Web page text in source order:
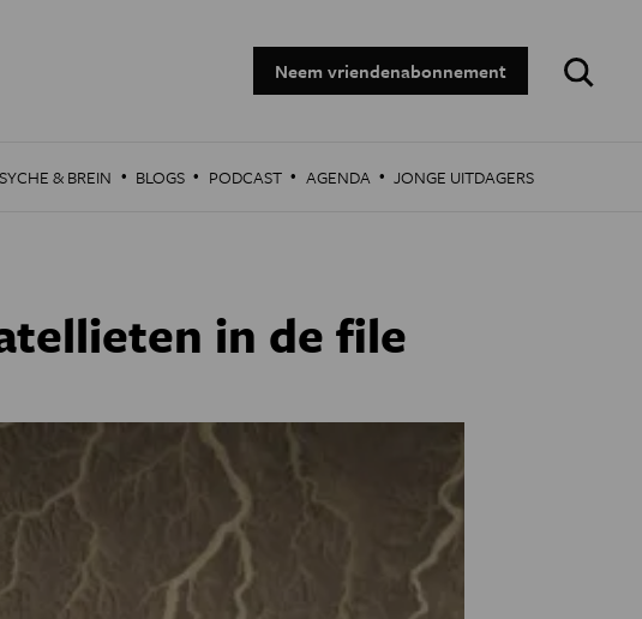
Neem vriendenabonnement
Zoeken:
& BREIN · BLOGS · PODCAST · AGENDA · JONGE UITDAGERS
in de file